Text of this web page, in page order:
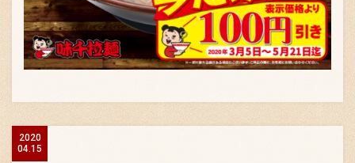
2020
04.15